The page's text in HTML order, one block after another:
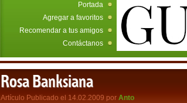
Portada
Agregar a favoritos
Recomendar a tus amigos
Contáctanos
Rosa Banksiana
Artículo Publicado el 14.02.2009 por Anto